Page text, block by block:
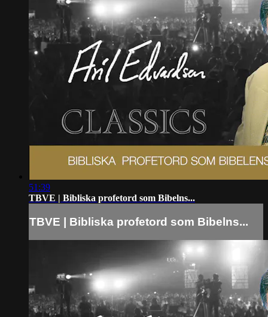
51:39
TBVE | Bibliska profetord som Bibelns...
TBVE | Bibliska profetord som Bibelns...